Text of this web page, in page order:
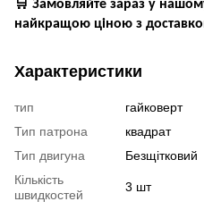
Замовляйте зараз у
найкращою ціною з
Характеристики
тип
гайковерт
Тип патрона
квадрат
Тип двигуна
Безщітковий
Кількість
швидкостей
3 шт